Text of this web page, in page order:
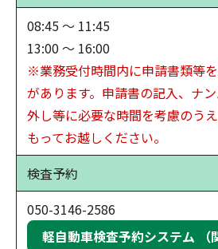
08:45 ～ 11:45
13:00 ～ 16:00
※業務受付時間内に申請書類等
があります。申請書の記入、ナ
外し等に必要な時間を考慮のう
もってお越しください。
検査予約
050-3146-2586
軽自動車検査予約システム （